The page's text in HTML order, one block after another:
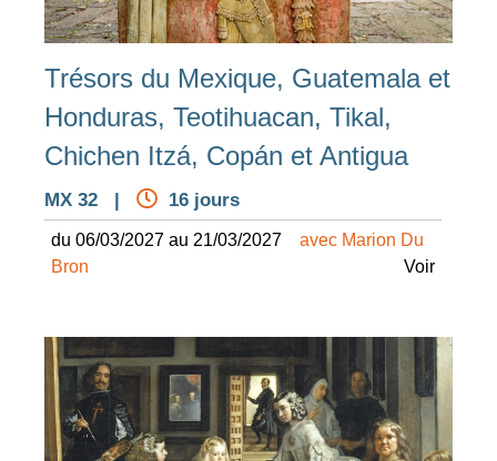
Trésors du Mexique, Guatemala et
Honduras, Teotihuacan, Tikal,
Chichen Itzá, Copán et Antigua
MX 32 | 16 jours
du 06/03/2027 au 21/03/2027
avec Marion Du
Bron
Voir